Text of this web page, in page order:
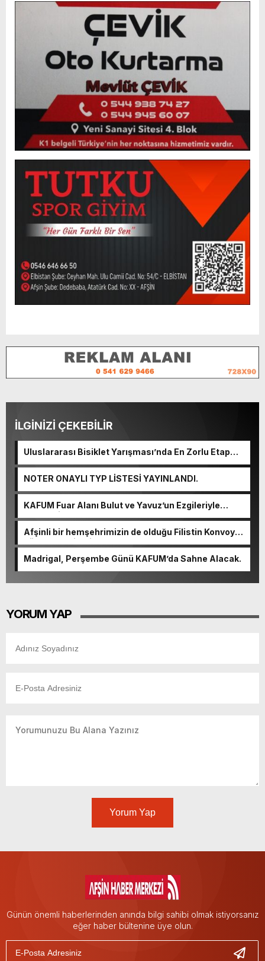
İLGİNİZİ ÇEKEBİLİR
Uluslararası Bisiklet Yarışması’nda En Zorlu Etap
NOTER ONAYLI TYP LİSTESİ YAYINLANDI.
KAFUM Fuar Alanı Bulut ve Yavuz’un Ezgileriyle
Şenlendi.
Afşinli bir hemşehrimizin de olduğu Filistin Konvoyu,
güçlenerek ilerliyor.
Madrigal, Perşembe Günü KAFUM’da Sahne Alacak.
YORUM YAP
Yorum Yap
Günün önemli haberlerinden anında bilgi sahibi olmak istiyorsanız
eğer haber bültenine üye olun.